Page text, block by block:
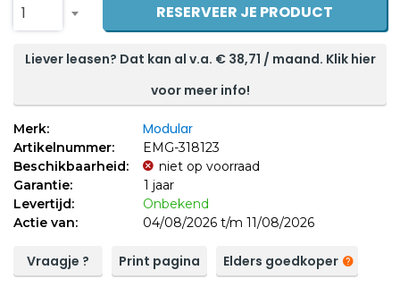
1 RESERVEER JE PRODUCT
Liever leasen? Dat kan al v.a. € 38,71 / maand. Klik hier
voor meer info!
Merk: Modular
Artikelnummer:
EMG-318123
Beschikbaarheid:
niet op voorraad
Garantie:
1 jaar
Levertijd:
Onbekend
Actie van:
04/08/2026 t/m 11/08/2026
Vraagje ? Print pagina Elders goedkoper